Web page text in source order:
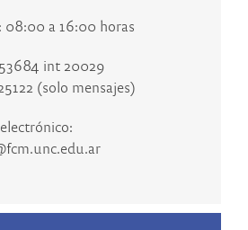
08:00 a 16:00 horas
int 20029
(solo mensajes)